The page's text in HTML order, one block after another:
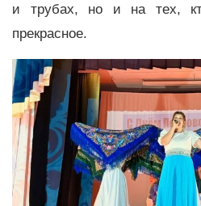
и трубах, но и на тех,
прекрасное.